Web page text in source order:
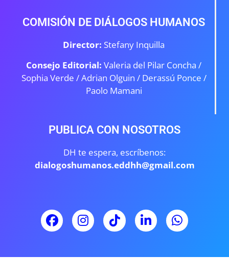
COMISIÓN DE DIÁLOGOS HUMANOS
Director: Stefany Inquilla
Consejo Editorial: Valeria del Pilar Concha /
Sophia Verde /Adrian Olguin / Derassú Ponce /
Paolo Mamani
PUBLICA CON NOSOTROS
DH te espera, escríbenos:
dialogoshumanos.eddhh@gmail.com